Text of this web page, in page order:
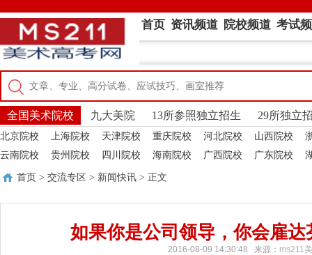
首页 资讯频道 院校频道 考试
全国美术院校 九大美院 13所参照独立招生 29所独立
北京院校 上海院校 天津院校 重庆院校 河北院校 山西院校
云南院校
贵州院校 四川院校 海南院校 广西院校 广东院校
首页 > 交流专区 > 新闻快讯 > 正文
如果你是公司领导，你会雇
2016-08-09 14:30:48 来源： ms211